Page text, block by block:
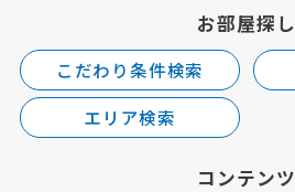
お部屋探し
こだわり条件検索
エリア検索
コンテンツ